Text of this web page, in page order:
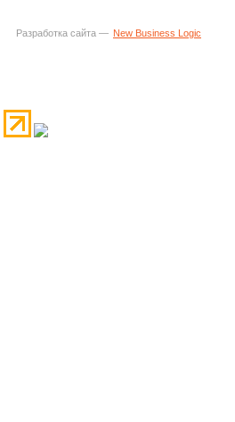
Разработка сайта — New Business Logic